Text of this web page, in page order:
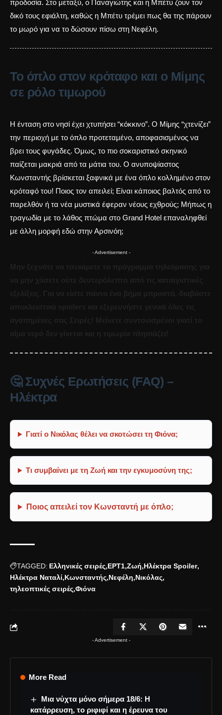
προδοσία. Στο μεταξύ, ο Παναγιώτης και η Μπέτυ ζουν τον
δικό τους εφιάλτη, καθώς η Μπέτυ τρέμει πως θα της πάρουν
το μωρό για να το δώσουν πίσω στη Νεφέλη.
Το όπλο στον κρόταφο και ο Μίμης
σε ρόλο τιμωρού
Η ένταση στο νησί έχει χτυπήσει “κόκκινο”. Ο Μίμης “χτενίζει”
την περιοχή με το όπλο προτεταμένο, αποφασισμένος να
βρει τους φυγάδες. Όμως, το πιο σοκαριστικό σκηνικό
παίζεται μακριά από τα μάτια του. Ο ανυποψίαστος
Κωνσταντής βρίσκεται ξαφνικά με ένα όπλο κολλημένο στον
κρόταφό του! Ποιος τον απειλεί; Είναι κάποιος βαλτός από το
παρελθόν ή τα νέα μυστικά έφεραν νέους εχθρούς; Μήπως η
τραγωδία με το λάθος πτώμα στο Grand Hotel επαναληφθεί
με άλλη μορφή εδώ στην Αρσινόη;
- Advertisement -
🤔 Συχνές Ερωτήσεις (FAQ) –
Ηλέκτρα
Γιατί ο Νικόλας θέλει να σκοτώσει τη Φιόνα;
Τι συμβαίνει με τη Ζωή και την εγκυμοσύνη της;
Ποιος απειλεί τον Κωνσταντή με όπλο;
TAGGED: Ελληνικές σειρές ΕΡΤ1 Ζωή Ηλέκτρα Spoiler
Ηλέκτρα Ναταλί Κωνσταντής Νεφέλη Νικόλας
τηλεοπτικές σειρές Φιόνα
- Advertisement -
More Read
Μια νύχτα μόνο σήμερα 18/6: Η
κατάρρευση, το ριφιφί και η έρευνα του